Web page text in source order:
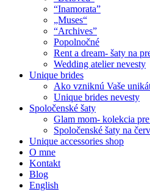
“Inamorata”
„Muses“
“Archives”
Popolnočné
Rent a dream- šaty na
Wedding atelier nevesty
Unique brides
Ako vzniknú Vaše
Unique brides nevesty
Spoločenské šaty
Glam mom- kolekcia
Spoločenské šaty na
Unique accessories shop
O mne
Kontakt
Blog
English